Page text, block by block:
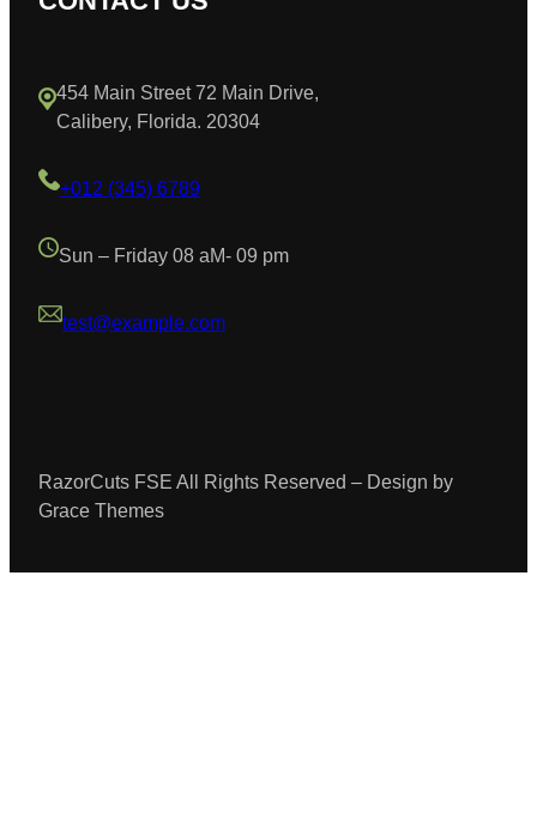
454 Main Street 72 Main Drive,
Calibery, Florida. 20304
+012 (345) 6789
Sun – Friday 08 aM- 09 pm
test@example.com
RazorCuts FSE All Rights Reserved – Design by
Grace Themes